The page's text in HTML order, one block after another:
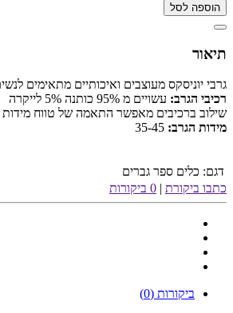
הוספה לסל
תיאור
גרבי יוניסקס מעוצבים ואיכותיים מתאימים
רכיבי הגרב: עשויים מ 95% כותנה 5% לייקרה
שילוב ברכיבים מאפשר התאמה של טווח
מידות הגרב: 35-45
דגם: כלים ספר גברים
כתבו ביקורת | 0 ביקורות
ביקורות (0)